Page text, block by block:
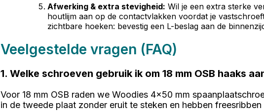
Afwerking & extra stevigheid: Wil je een extra sterke
houtlijm aan op de contactvlakken voordat je
zichtbare hoeken: bevestig een L-beslag aan de
Veelgestelde vragen (FAQ)
1. Welke schroeven gebruik ik om 18 mm OSB haaks
Voor 18 mm OSB raden we Woodies 4x50 mm
in de tweede plaat zonder eruit te steken en hebben